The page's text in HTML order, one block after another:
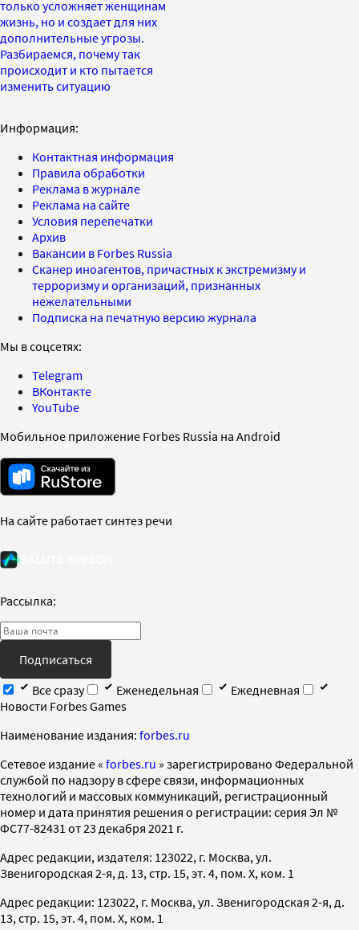
только усложняет женщинам
жизнь, но и создает для них
дополнительные угрозы.
Разбираемся, почему так
происходит и кто пытается
изменить ситуацию
Информация:
Контактная информация
Правила обработки
Реклама в журнале
Реклама на сайте
Условия перепечатки
Архив
Вакансии в Forbes Russia
Сканер иноагентов, причастных к экстремизму и
терроризму и организаций, признанных
нежелательными
Подписка на печатную версию журнала
Мы в соцсетях:
Telegram
ВКонтакте
YouTube
Мобильное приложение Forbes Russia на Android
На сайте работает синтез речи
Рассылка:
Подписаться
Все сразу
Еженедельная
Ежедневная
Новости Forbes Games
Наименование издания: forbes.ru
Cетевое издание « forbes.ru » зарегистрировано Федеральной
службой по надзору в сфере связи, информационных
технологий и массовых коммуникаций, регистрационный
номер и дата принятия решения о регистрации: серия Эл №
ФС77-82431 от 23 декабря 2021 г.
Адрес редакции, издателя: 123022, г. Москва, ул.
Звенигородская 2-я, д. 13, стр. 15, эт. 4, пом. X, ком. 1
Адрес редакции: 123022, г. Москва, ул. Звенигородская 2-я, д.
13, стр. 15, эт. 4, пом. X, ком. 1